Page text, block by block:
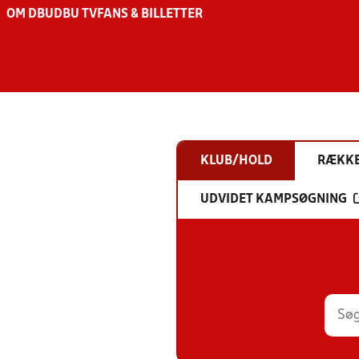
OM DBU DBU TV FANS & BILLETTER
KLUB/HOLD
UDVIDET KAMPSØGNING